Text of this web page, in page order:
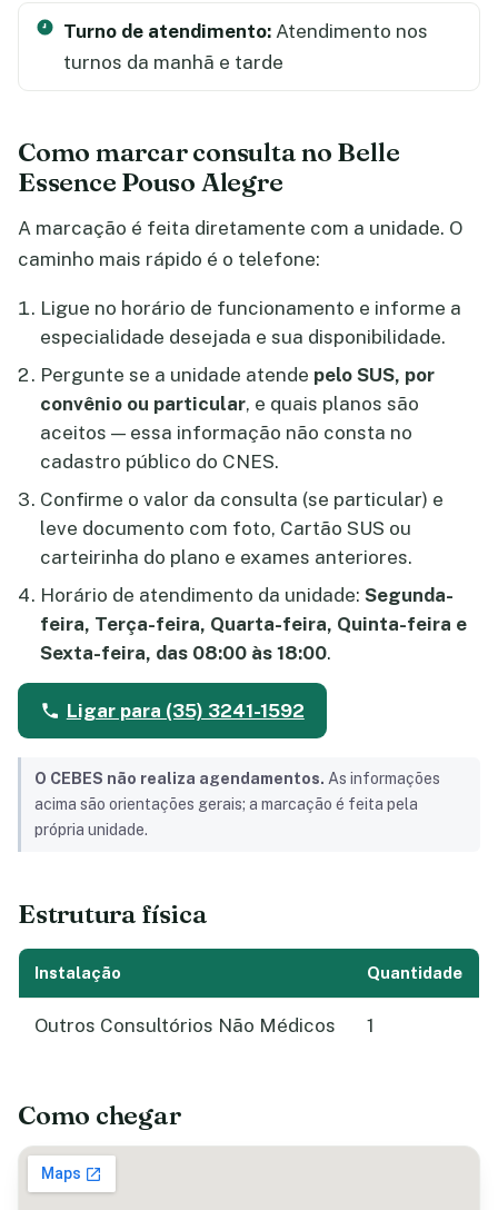
Turno de atendimento: Atendimento nos
turnos da manhã e tarde
Como marcar consulta no Belle
Essence Pouso Alegre
A marcação é feita diretamente com a unidade. O
caminho mais rápido é o telefone:
Ligue no horário de funcionamento e informe a
especialidade desejada e sua disponibilidade.
Pergunte se a unidade atende pelo SUS, por
convênio ou particular, e quais planos são
aceitos — essa informação não consta no
cadastro público do CNES.
Confirme o valor da consulta (se particular) e
leve documento com foto, Cartão SUS ou
carteirinha do plano e exames anteriores.
Horário de atendimento da unidade: Segunda-
feira, Terça-feira, Quarta-feira, Quinta-feira e
Sexta-feira, das 08:00 às 18:00.
Ligar para (35) 3241-1592
O CEBES não realiza agendamentos. As informações
acima são orientações gerais; a marcação é feita pela
própria unidade.
Estrutura física
Instalação Quantidade
Outros Consultórios Não Médicos 1
Como chegar